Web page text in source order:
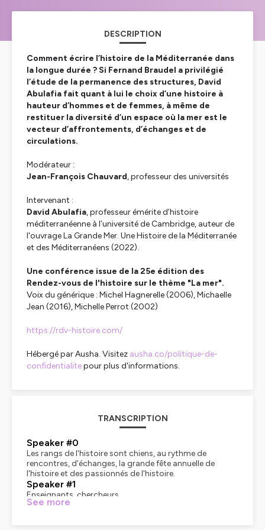
DESCRIPTION
Comment écrire l’histoire de la Méditerranée dans
la longue durée ? Si Fernand Braudel a privilégié
l’étude de la permanence des structures, David
Abulafia fait quant à lui le choix d’une histoire à
hauteur d’hommes et de femmes, à même de
restituer la diversité d’un espace où la mer est le
vecteur d’affrontements, d’échanges et de
circulations.
Modérateur :
Jean-François Chauvard, professeur des universités
Intervenant :
David Abulafia, professeur émérite d’histoire
méditerranéenne à l’université de Cambridge, auteur de
l'ouvrageLa Grande Mer. Une Histoire de la Méditerranée
et des Méditerranéens (2022).
Une conférence issue de la 25e édition des
Rendez-vous de l'histoire sur le thème "La mer".
Voix du générique : Michel Hagnerelle (2006), Michaelle
Jean (2016), Michelle Perrot (2002)
https://rdv-histoire.com/
Hébergé par Ausha. Visitez ausha.co/politique-de-
confidentialitepour plus d'informations.
TRANSCRIPTION
Speaker #0
Les rangs de l'histoire sont chiens, au rythme de
rencontres, d'échanges, la grande fête annuelle de
l'histoire et des passionnés de l'histoire.
Speaker #1
Enseignants, chercheurs,
Speaker #0
See more